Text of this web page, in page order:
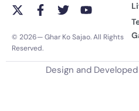
X
t
w
F
c
e
o
T
i
e
r
Y
u
b
© 2026— Ghar Ko Sajao. All Rights
Reserved.
Design and